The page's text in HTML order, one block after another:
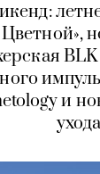
и
ухода